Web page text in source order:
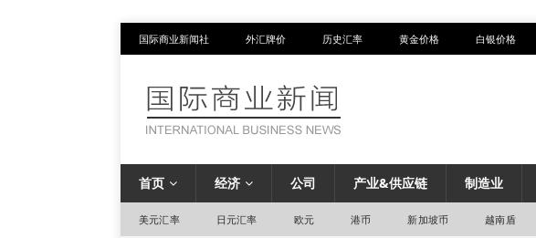
国际商业新闻社 外汇牌价 历史汇率 黄金价格 白银价格
首页 经济 公司 产业&供应链 制造业
美元汇率 日元汇率 欧元 港币 新加坡币 越南盾